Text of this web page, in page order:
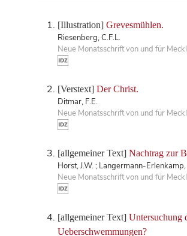
[Illustration] Grevesmühlen.
Riesenberg, C.F.L.
Neue Monatsschrift von und für
[Verstext] Der Christ.
Ditmar, F.E.
Neue Monatsschrift von und für
[allgemeiner Text] Nachtrag zur
Horst, J.W. ; Langermann-
Neue Monatsschrift von und für
[allgemeiner Text] Untersuchung
Ueberschwemmungen?